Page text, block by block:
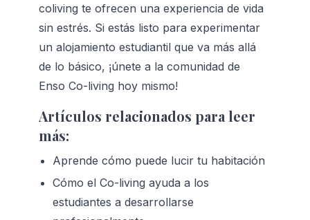
coliving te ofrecen una experiencia de vida
sin estrés. Si estás listo para experimentar
un alojamiento estudiantil que va más allá
de lo básico, ¡únete a la comunidad de
Enso Co-living hoy mismo!
Artículos relacionados para leer
más:
Aprende cómo puede lucir tu habitación
Cómo el Co-living ayuda a los
estudiantes a desarrollarse